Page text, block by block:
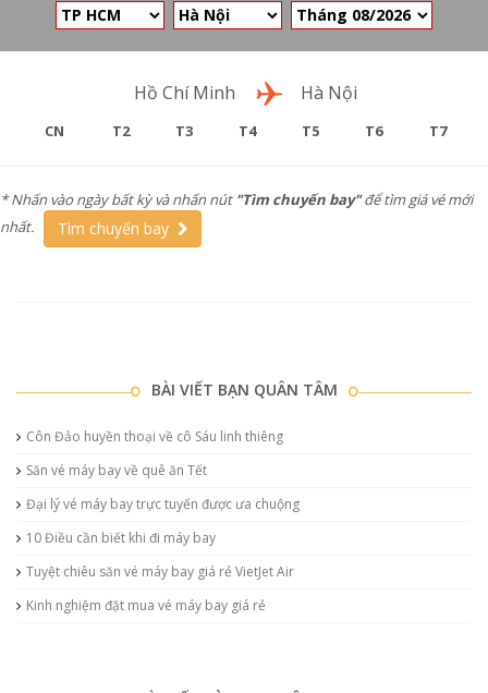
Hồ Chí Minh Hà Nội
CN T2 T3 T4 T5 T6 T7
* Nhấn vào ngày bất kỳ và nhấn nút "Tìm chuyến bay"để tìm giá vé mới
nhất.
Tìm chuyến bay
BÀI VIẾT BẠN QUÂN TÂM
Côn Đảo huyền thoại về cô Sáu linh thiêng
Săn vé máy bay về quê ăn Tết
Đại lý vé máy bay trực tuyến được ưa chuộng
10 Điều cần biết khi đi máy bay
Tuyệt chiêu săn vé máy bay giá rẻ VietJet Air
Kinh nghiệm đặt mua vé máy bay giá rẻ